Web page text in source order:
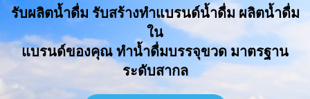
รับผลิตน้ำดื่ม รับสร้างทำแบรนด์น้ำดื่ม ผลิตน้ำดื่ม
ใน
แบรนด์ของคุณ ทำน้ำดื่มบรรจุขวด มาตรฐาน
ระดับสากล